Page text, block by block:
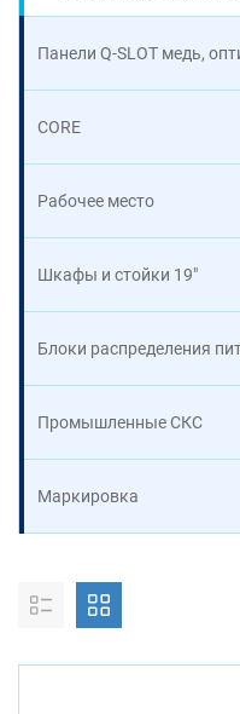
Панели Q-SLOT медь,
CORE
Рабочее место
Шкафы и стойки 19"
Блоки распределения
Промышленные СКС
Маркировка